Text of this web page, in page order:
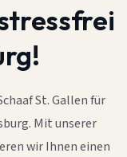
St. Gallen für
Mit unserer
wir Ihnen einen